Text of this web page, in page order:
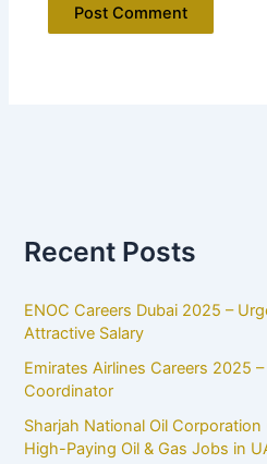
Recent Posts
ENOC Careers Dubai 2025 –
Attractive Salary
Emirates Airlines Careers 2025
Coordinator
Sharjah National Oil
High-Paying Oil & Gas Jobs in